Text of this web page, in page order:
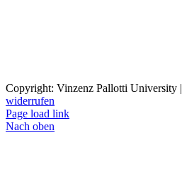
Copyright: Vinzenz Pallotti University |
widerrufen
Page load link
Nach oben